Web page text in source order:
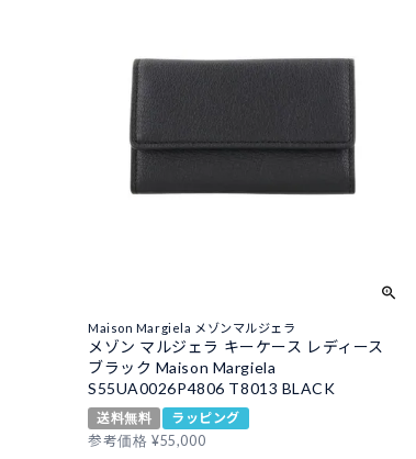
Maison Margiela メゾンマルジェラ
メゾン マルジェラ キーケース レディース
ブラック Maison Margiela
S55UA0026P4806 T8013 BLACK
送料無料
ラッピング
参考価格 ¥55,000